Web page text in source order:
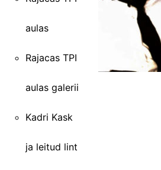
aulas
Rajacas TPI
aulas galerii
Kadri Kask
ja leitud lint